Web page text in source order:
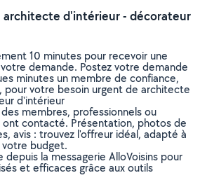
architecte d'intérieur - décorateur
10 minutes pour recevoir une
demande. Postez votre demande
minutes un membre de confiance,
pour votre besoin urgent de architecte
d'intérieur
membres, professionnels ou
ont contacté. Présentation, photos de
avis : trouvez l'offreur idéal, adapté à
budget.
depuis la messagerie AlloVoisins pour
et efficaces grâce aux outils